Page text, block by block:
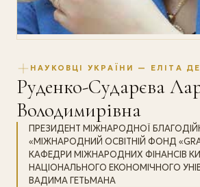
НАУКОВЦІ УКРАЇНИ — ЕЛІТА
Руденко-Сударєва
Володимирівна
ПРЕЗИДЕНТ МІЖНАРОДНОЇ
«МІЖНАРОДНИЙ ОСВІТНІЙ ФОНД
КАФЕДРИ МІЖНАРОДНИХ ФІНАНСІВ
НАЦІОНАЛЬНОГО ЕКОНОМІЧНОГО
ВАДИМА ГЕТЬМАНА